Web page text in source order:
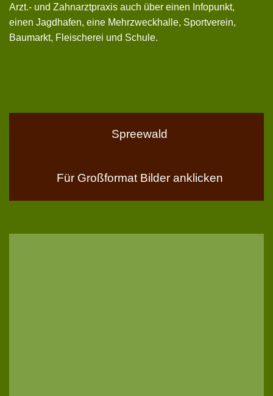
Arzt.- und Zahnarztpraxis auch über einen Infopunkt,
einen Jagdhafen, eine Mehrzweckhalle, Sportverein,
Baumarkt, Fleischerei und Schule.
Spreewald
Für Großformat Bilder anklicken